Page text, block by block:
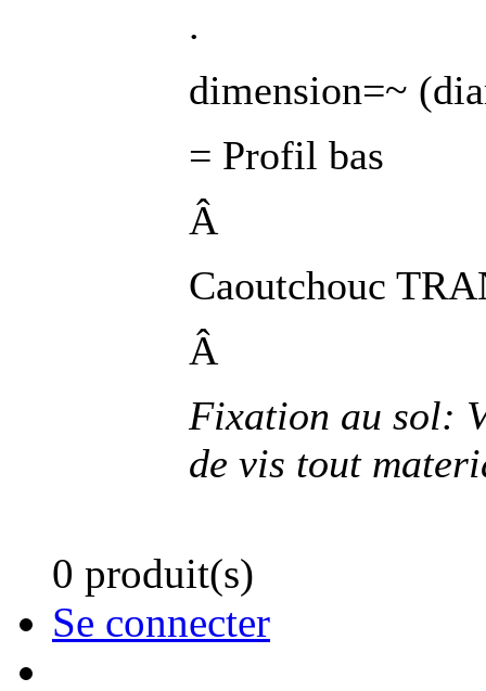
.
dimension=~
= Profil bas
Â
Caoutchouc
Â
Fixation au sol:
de vis tout
0 produit(s)
Se connecter